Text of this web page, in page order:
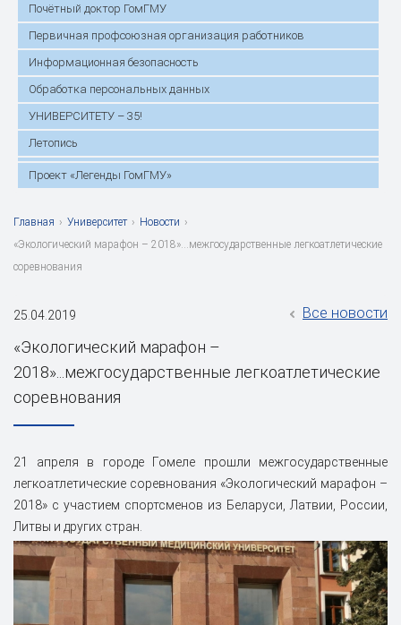
Почётный доктор ГомГМУ
Первичная профсоюзная организация работников
Информационная безопасность
Обработка персональных данных
УНИВЕРСИТЕТУ – 35!
Летопись
Проект «Легенды ГомГМУ»
Главная › Университет › Новости ›
«Экологический марафон – 2018»...межгосударственные легкоатлетические
соревнования
25.04.2019 Все новости
«Экологический марафон –
2018»...межгосударственные легкоатлетические
соревнования
21 апреля в городе Гомеле прошли межгосударственные
легкоатлетические соревнования «Экологический марафон –
2018» с участием спортсменов из Беларуси, Латвии, России,
Литвы и других стран.